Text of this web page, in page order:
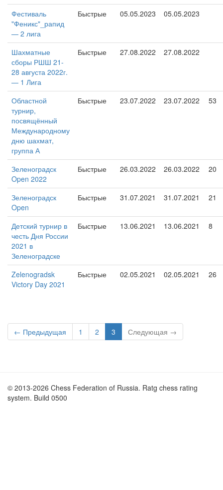
Фестиваль
"Феникс"_рапид
— 2 лига
Быстрые 05.05.2023 05.05.2023
Шахматные
сборы РШШ 21-
28 августа 2022г.
— 1 Лига
Быстрые 27.08.2022 27.08.2022
Областной
турнир,
посвящённый
Международному
дню шахмат,
группа А
Быстрые 23.07.2022 23.07.2022 53
Зеленоградск
Open 2022
Быстрые 26.03.2022 26.03.2022 20
Зеленоградск
Open
Быстрые 31.07.2021 31.07.2021 21
Детский турнир в
честь Дня России
2021 в
Зеленоградске
Быстрые 13.06.2021 13.06.2021 8
Zelenogradsk
Victory Day 2021
Быстрые 02.05.2021 02.05.2021 26
← Предыдущая 1 2 3 Следующая →
© 2013-2026 Chess Federation of Russia. Ratg chess rating
system. Build 0500